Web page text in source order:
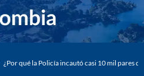
¿Por qué la Policía incautó casi 10 mil pares